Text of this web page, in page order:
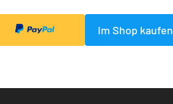
Im Shop kaufen